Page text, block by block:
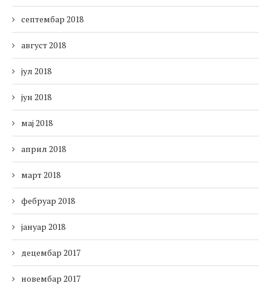
септембар 2018
август 2018
јул 2018
јун 2018
мај 2018
април 2018
март 2018
фебруар 2018
јануар 2018
децембар 2017
новембар 2017